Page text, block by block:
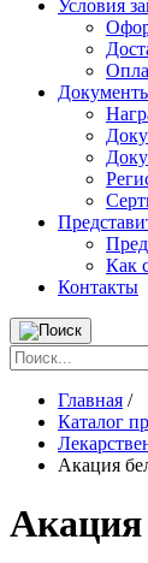
Условия
Как
Контакты
Главная /
Каталог
Акация
Акация